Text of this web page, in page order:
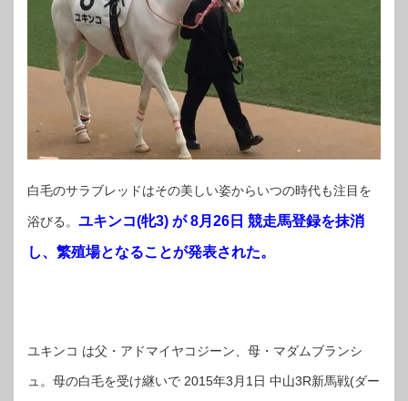
白毛のサラブレッドはその美しい姿からいつの時代も注目を
浴びる。 ユキンコ(牝3) が 8月26日 競走馬登録を抹消
し、繁殖場となることが発表された。
ユキンコ は父・アドマイヤコジーン、母・マダムブランシ
ュ。母の白毛を受け継いで 2015年3月1日 中山3R新馬戦(ダー